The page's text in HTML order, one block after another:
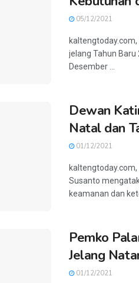
05/12/2021
jelang Tahun
Desember ...
Dewan
Natal dan
01/12/2021
Susanto
keamanan dan
Pemko
Jelang
01/12/2021